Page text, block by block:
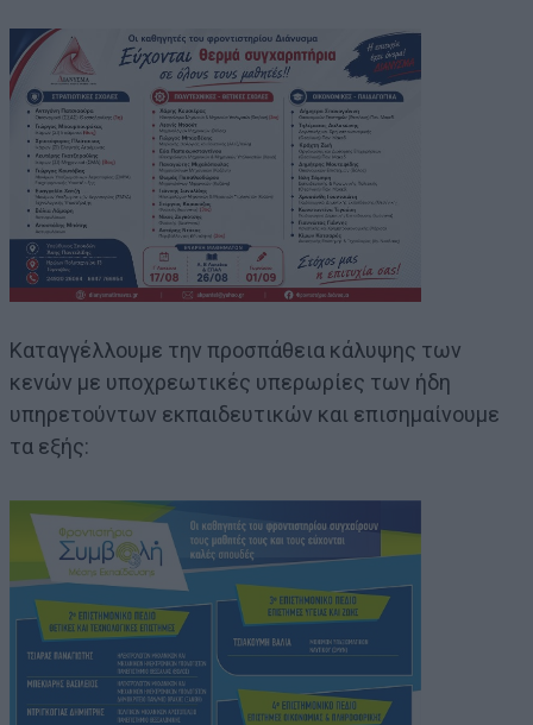
Καταγγέλλουμε την προσπάθεια κάλυψης των
κενών με υποχρεωτικές υπερωρίες των ήδη
υπηρετούντων εκπαιδευτικών και επισημαίνουμε
τα εξής: